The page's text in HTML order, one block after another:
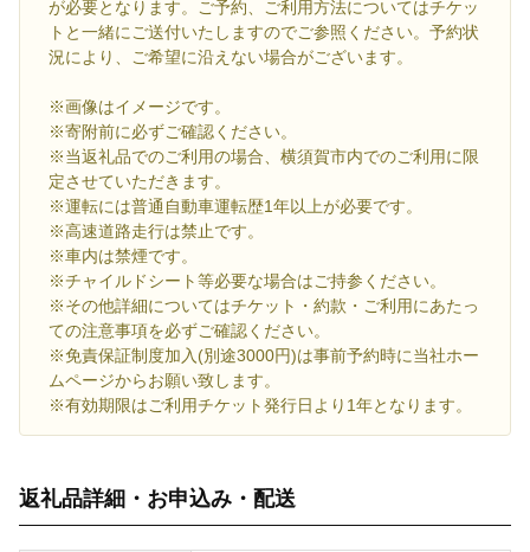
が必要となります。ご予約、ご利用方法についてはチケッ
トと一緒にご送付いたしますのでご参照ください。予約状
況により、ご希望に沿えない場合がございます。
※画像はイメージです。
※寄附前に必ずご確認ください。
※当返礼品でのご利用の場合、横須賀市内でのご利用に限
定させていただきます。
※運転には普通自動車運転歴1年以上が必要です。
※高速道路走行は禁止です。
※車内は禁煙です。
※チャイルドシート等必要な場合はご持参ください。
※その他詳細についてはチケット・約款・ご利用にあたっ
ての注意事項を必ずご確認ください。
※免責保証制度加入(別途3000円)は事前予約時に当社ホー
ムページからお願い致します。
※有効期限はご利用チケット発行日より1年となります。
返礼品詳細・お申込み・配送